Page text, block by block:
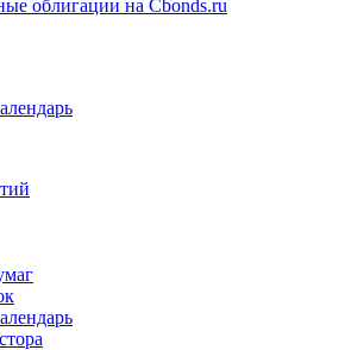
облигации на Cbonds.ru